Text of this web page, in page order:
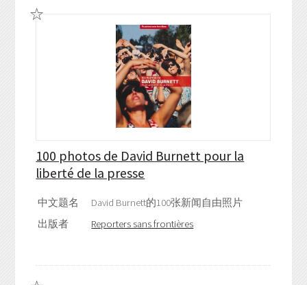
100 photos de David Burnett pour la
liberté de la presse
中文题名
David Burnett的100张新闻自由照片
出版者
Reporters sans frontières